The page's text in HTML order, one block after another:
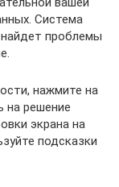
Система
проблемы
нажмите на
на решение
экрана на
подсказки